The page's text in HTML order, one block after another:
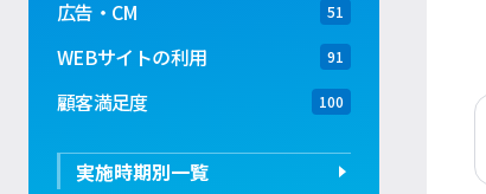
広告・CM 51
WEBサイトの利用 91
顧客満足度 100
実施時期別一覧